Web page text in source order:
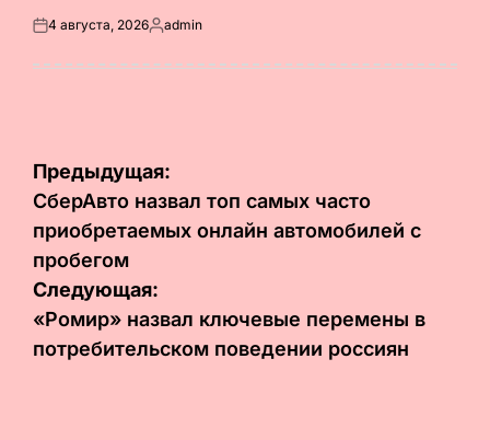
Опубликовано
4 августа, 2026Запись
admin
Навигация
по
записям
Предыдущая:
СберАвто назвал топ самых часто
приобретаемых онлайн автомобилей с
пробегом
Следующая:
«Ромир» назвал ключевые перемены в
потребительском поведении россиян